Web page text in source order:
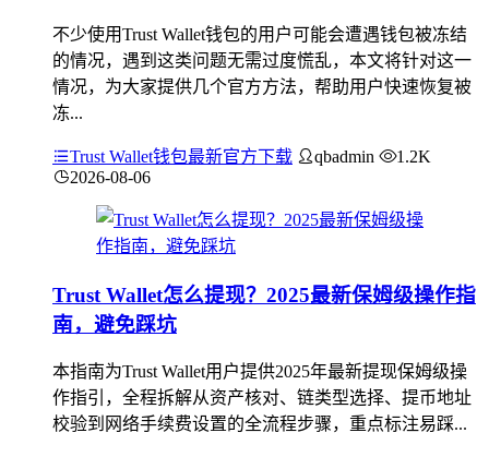
不少使用Trust Wallet钱包的用户可能会遭遇钱包被冻结
的情况，遇到这类问题无需过度慌乱，本文将针对这一
情况，为大家提供几个官方方法，帮助用户快速恢复被
冻...
Trust Wallet钱包最新官方下载 qbadmin
1.2K
2026-08-06
Trust Wallet怎么提现？2025最新保姆级操作指
南，避免踩坑
本指南为Trust Wallet用户提供2025年最新提现保姆级操
作指引，全程拆解从资产核对、链类型选择、提币地址
校验到网络手续费设置的全流程步骤，重点标注易踩...